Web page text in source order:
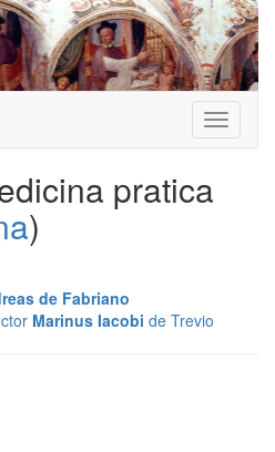
Toggle
pratica
)
de Fabriano
Marinus Iacobi de Trevio